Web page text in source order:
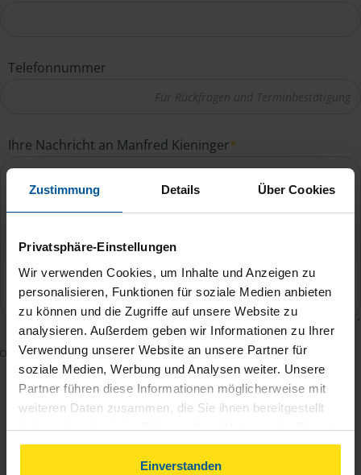
Zustimmung Details Über Cookies
Privatsphäre-Einstellungen
Wir verwenden Cookies, um Inhalte und Anzeigen zu
personalisieren, Funktionen für soziale Medien anbieten
zu können und die Zugriffe auf unsere Website zu
analysieren. Außerdem geben wir Informationen zu Ihrer
Verwendung unserer Website an unsere Partner für
soziale Medien, Werbung und Analysen weiter. Unsere
Partner führen diese Informationen möglicherweise mit
weiteren Daten zusammen, die Sie ihnen bereitgestellt
haben oder die sie im Rahmen Ihrer Nutzung der Dienste
gesammelt haben. Indem Sie auf Einverstanden klicken,
können Sie der Verwendung von Cookies, gemäß
Einverstanden
Telefonnummer
Ihre Nachricht an Manfred Kieninger*
Mit dem Absenden des Kontaktformulars erkläre ich
mich damit einverstanden, dass meine Daten zur
Bearbeitung meines Anliegens sowie zur internen
Analyse der Zugriffsquelle verwendet werden.
DieDatenschutzbestimmungenhabe ich zur
Kenntnis genommen.*